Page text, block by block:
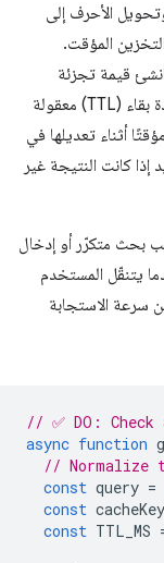
الأحرف إلى
المؤقت.
قيمة تجزئة
لاستخدامها كمفتاح ذاكرة تخزين مؤقت. اضبط مدة بقاء (TTL) معقولة
أثناء تعديلها في
كانت النتيجة غير
بحث متكرّر أو إدخال
يتنقّل المستخدم
سرعة الاستجابة
// ✅ DO:
async function
// Normalize
const query =
const cacheKey
const TTL_MS